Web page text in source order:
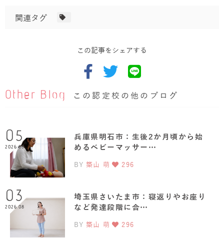
関連タグ
この記事をシェアする
Other Blog この認定校の他のブログ
05
2026.08
兵庫県明石市：生後2か月頃から始
めるベビーマッサー…
BY 築山 萌 296
03
2026.08
埼玉県さいたま市：寝返りやお座り
など発達段階に合…
BY 築山 萌 296